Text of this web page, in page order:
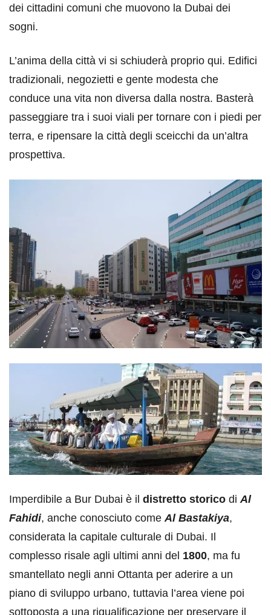
dei cittadini comuni che muovono la Dubai dei
sogni.
L’anima della città vi si schiuderà proprio qui. Edifici
tradizionali, negozietti e gente modesta che
conduce una vita non diversa dalla nostra. Basterà
passeggiare tra i suoi viali per tornare con i piedi per
terra, e ripensare la città degli sceicchi da un’altra
prospettiva.
Imperdibile a Bur Dubai è il distretto storico di Al
Fahidi, anche conosciuto come Al Bastakiya,
considerata la capitale culturale di Dubai. Il
complesso risale agli ultimi anni del 1800, ma fu
smantellato negli anni Ottanta per aderire a un
piano di sviluppo urbano, tuttavia l’area viene poi
sottoposta a una riqualificazione per preservare il